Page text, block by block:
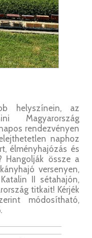
helyszínein, az
Magyarország
rendezvényen
naphoz
élményhajózás és
Hangolják össze a
versenyen,
II sétahajón,
titkait! Kérjék
módosítható,